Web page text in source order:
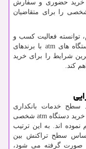
حضوری و سفارش
شخصی را برای متقاضیان
توانسته فعالیت کسب و
هایatm با برندهای
شرایط را برای خرید
کند.
سطح خدمات بانکداری
دستگاه atmشخصی
اند. به این ترتیب
سطح تراکنش بین
صورت گرفته می شود،